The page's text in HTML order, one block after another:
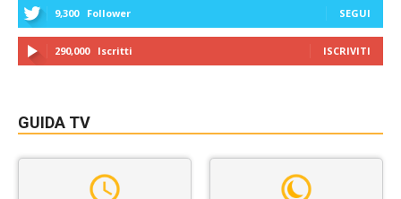
9,300 Follower SEGUI
290,000 Iscritti ISCRIVITI
GUIDA TV